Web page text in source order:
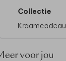
Collectie
Kraamcadeau
voor jou